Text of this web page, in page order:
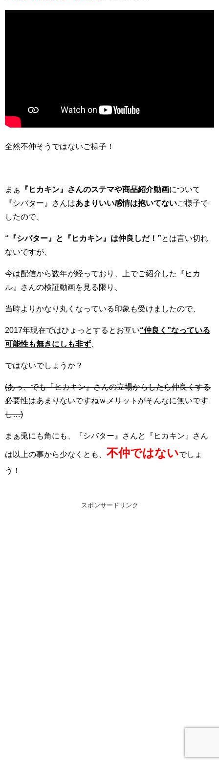
全然不仲そうではないご様子！
まぁ 『ヒカキン』さんのステマや商品紹介動画について
『シバター』さんはあまりいい感情は抱いてないご様子で
したので、
“ 『シバター』と『ヒカキン』は仲良しだ！” とは言い切れ
ないですが、
今は配信から数年が経っており、上でご紹介した『ヒカ
ル』さんの検証動画を見る限り、
当時よりかなり丸くなっている印象も受けましたので、
2017年現在ではひょっとするとお互い“仲良く”なっている
可能性も無きにしも非ず
ではないでしょうか？
(あっ、でも『ヒカキン』さんの立場からしたら仲良くする
必要性はあまりないですねｗメリットがそんなに無いです
し…)
まぁ兎にも角にも、『シバター』さんと『ヒカキン』さん
は以上の事から少なくとも、 不仲ではないでしょ
う！
スポンサードリンク